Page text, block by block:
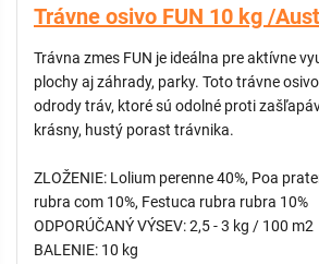
výsevom zbaviť buriny a mierne skypriť. Po
zapracujte do pôdy a udržiavajte plochu
kosenia.
- Odporúčanie pre kosenie: V období
odporúčame zvýšiť výšku kosenia o 1 – 2
tienia pôdu, čím znižujú vyparovanie vody
krčok pred spálením.
- Závlaha: Aj keď je zmes odolná voči
farby odporúčame výdatnú závlahu v
Trávne osivo FUN 10 kg /
Trávna zmes FUN je ideálna pre aktívne
plochy aj záhrady, parky. Toto trávne
odrody tráv, ktoré sú odolné proti
krásny, hustý porast trávnika.
ZLOŽENIE: Lolium perenne 40%, Poa
rubra com 10%, Festuca rubra rubra 10%
ODPORÚČANÝ VÝSEV: 2,5 - 3 kg / 100 m2
BALENIE: 10 kg